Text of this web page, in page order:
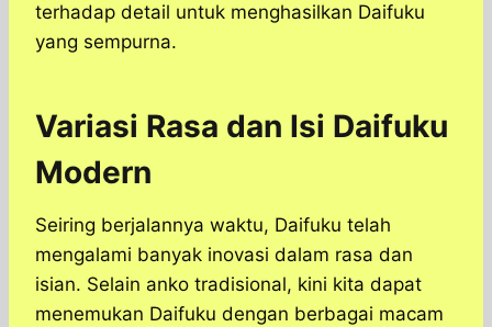
terhadap detail untuk menghasilkan Daifuku
yang sempurna.
Variasi Rasa dan Isi Daifuku
Modern
Seiring berjalannya waktu, Daifuku telah
mengalami banyak inovasi dalam rasa dan
isian. Selain anko tradisional, kini kita dapat
menemukan Daifuku dengan berbagai macam